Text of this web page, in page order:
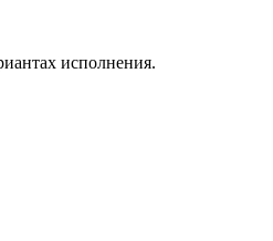
исполнения.